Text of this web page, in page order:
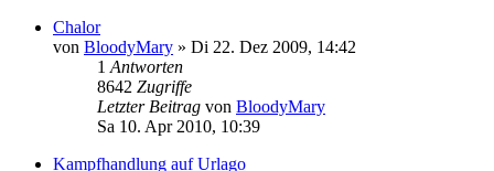
Chalor
von BloodyMary » Di 22. Dez 2009, 14:42
1 Antworten
8642 Zugriffe
Letzter Beitrag von BloodyMary
Sa 10. Apr 2010, 10:39
Kampfhandlung auf Urlago